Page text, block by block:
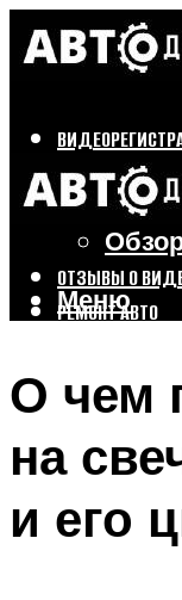
ОТЗЫВЫ О
РЕМОНТ АВТО
Меню
О чем
на
и его